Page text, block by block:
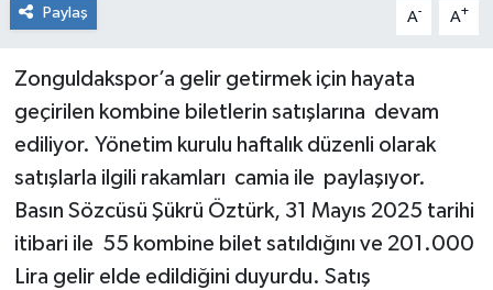
Paylaş A- A+
Zonguldakspor’a gelir getirmek için hayata
geçirilen kombine biletlerin satışlarına devam
ediliyor. Yönetim kurulu haftalık düzenli olarak
satışlarla ilgili rakamları camia ile paylaşıyor.
Basın Sözcüsü Şükrü Öztürk, 31 Mayıs 2025 tarihi
itibari ile 55 kombine bilet satıldığını ve 201.000
Lira gelir elde edildiğini duyurdu. Satış